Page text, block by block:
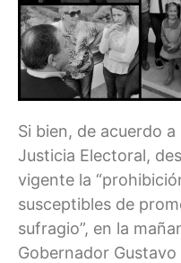
Si bien, de acuerdo
Justicia Electoral,
vigente la
susceptibles de
sufragio”, en la
Gobernador